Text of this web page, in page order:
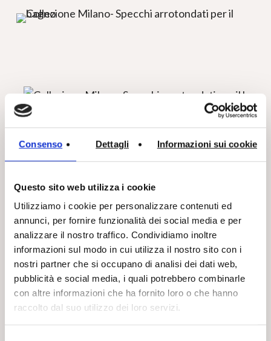
Consenso Dettagli Informazioni sui cookie
Questo sito web utilizza i cookie
Utilizziamo i cookie per personalizzare contenuti ed
annunci, per fornire funzionalità dei social media e per
analizzare il nostro traffico. Condividiamo inoltre
informazioni sul modo in cui utilizza il nostro sito con i
nostri partner che si occupano di analisi dei dati web,
pubblicità e social media, i quali potrebbero combinarle
con altre informazioni che ha fornito loro o che hanno
raccolto dal suo utilizzo dei loro servizi.